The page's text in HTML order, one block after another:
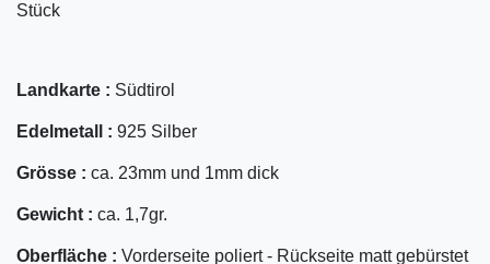
Stück
Landkarte : Südtirol
Edelmetall : 925 Silber
Grösse : ca. 23mm und 1mm dick
Gewicht : ca. 1,7gr.
Oberfläche : Vorderseite poliert - Rückseite matt gebürstet